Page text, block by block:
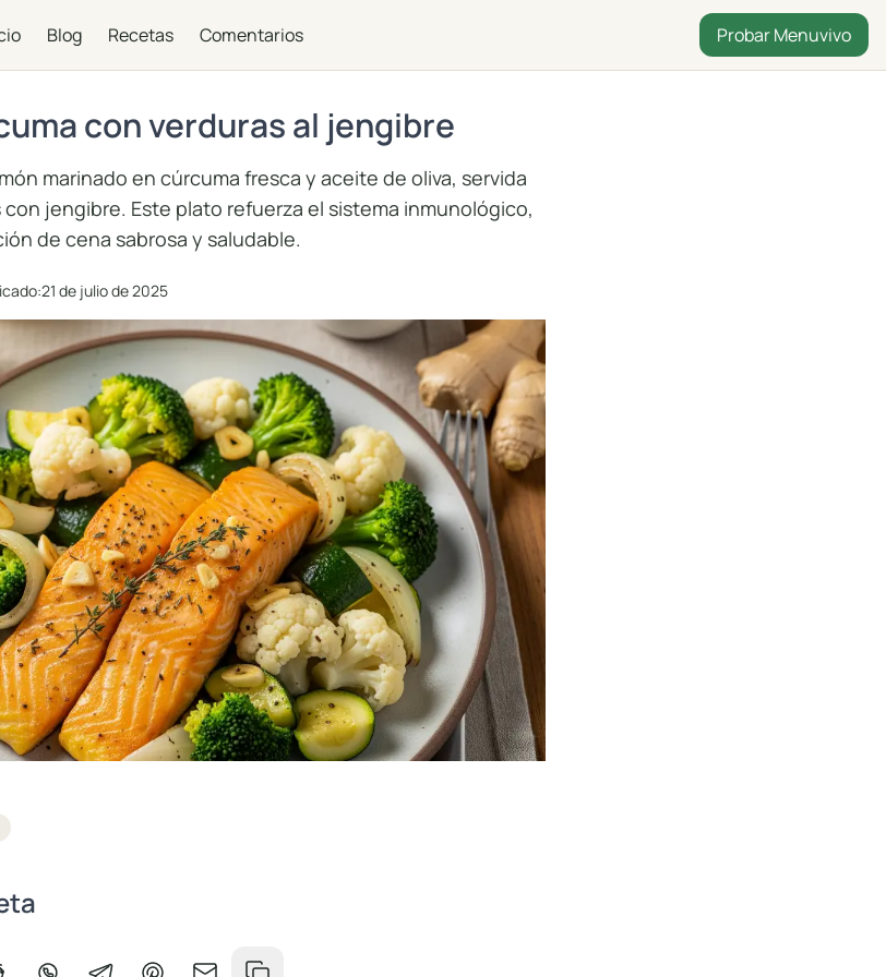
Blog Recetas Comentarios Probar Menuvivo
con verduras al jengibre
marinado en cúrcuma fresca y aceite de oliva, servida
jengibre. Este plato refuerza el sistema inmunológico,
de cena sabrosa y saludable.
21 de julio de 2025